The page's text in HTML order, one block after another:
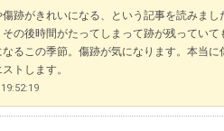
跡がきれいになる、という記事を読みま
その後時間がたってしまって跡が残ってい
るこの季節。傷跡が気になります。本当
トします。